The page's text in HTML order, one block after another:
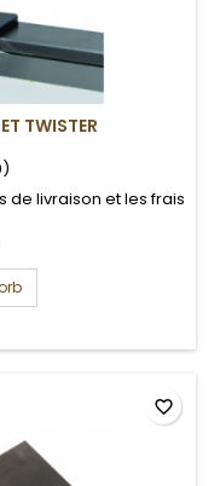
TWISTER
de livraison et les frais
favorite_border